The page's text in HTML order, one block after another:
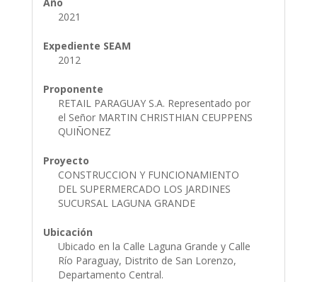
2021
Expediente SEAM
2012
Proponente
RETAIL PARAGUAY S.A. Representado por
el Señor MARTIN CHRISTHIAN CEUPPENS
QUIÑONEZ
Proyecto
CONSTRUCCION Y FUNCIONAMIENTO
DEL SUPERMERCADO LOS JARDINES
SUCURSAL LAGUNA GRANDE
Ubicación
Ubicado en la Calle Laguna Grande y Calle
Río Paraguay, Distrito de San Lorenzo,
Departamento Central.